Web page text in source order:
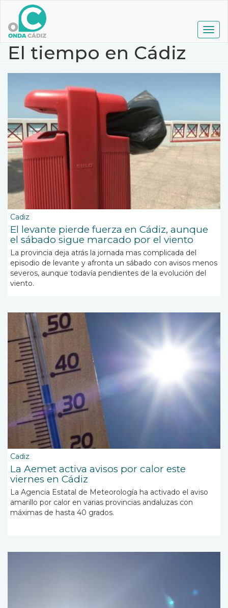
contenido
principal
El tiempo en Cádiz
Cadiz
El levante pierde fuerza en Cádiz, aunque
el sábado sigue marcado por el viento
La provincia deja atrás la jornada mas complicada del
episodio de levante y afronta un sábado con avisos menos
severos, aunque todavía pendientes de la evolución del
viento.
Cadiz
La Aemet activa avisos por calor este
viernes en Cádiz
La Agencia Estatal de Meteorología ha activado el aviso
amarillo por calor en varias provincias andaluzas con
máximas de hasta 40 grados.